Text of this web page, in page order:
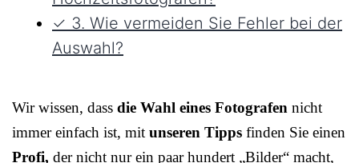
✓ 3. Wie vermeiden Sie Fehler bei der
Auswahl?
Wir wissen, dass die Wahl eines Fotografen nicht
immer einfach ist, mit unseren Tipps finden Sie einen
Profi, der nicht nur ein paar hundert „Bilder“ macht,